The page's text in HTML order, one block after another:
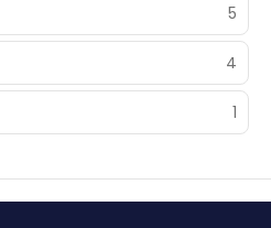
5
4
1